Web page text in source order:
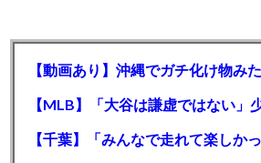
【動画あり】沖縄でガチ化け物